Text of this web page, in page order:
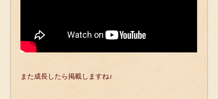
また成長したら掲載しますね♪